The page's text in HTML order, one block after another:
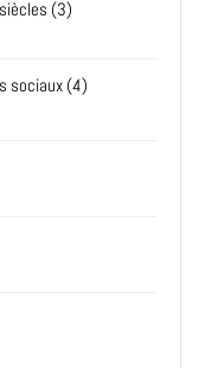
(3)
sociaux (4)